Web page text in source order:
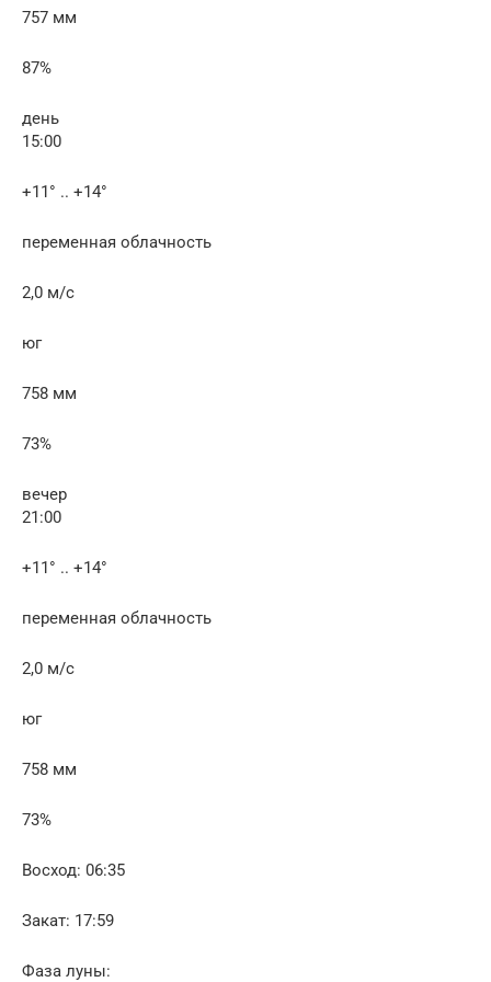
757 мм
87%
день
15:00
+11° .. +14°
переменная облачность
2,0 м/с
юг
758 мм
73%
вечер
21:00
+11° .. +14°
переменная облачность
2,0 м/с
юг
758 мм
73%
Восход: 06:35
Закат: 17:59
Фаза луны: